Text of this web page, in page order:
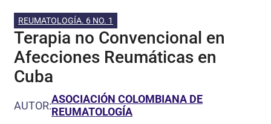
REUMATOLOGÍA. 6 NO. 1
Terapia no Convencional en
Afecciones Reumáticas en
Cuba
AUTOR:ASOCIACIÓN COLOMBIANA DE
REUMATOLOGÍA